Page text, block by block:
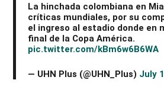
La hinchada colombiana en
críticas mundiales, por su
el ingreso al estadio donde en
final de la Copa América.
pic.twitter.com/kBm6w6B6WA
— UHN Plus (@UHN_Plus) July